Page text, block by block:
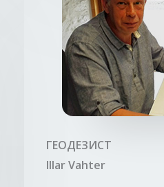
ГЕОДЕЗИСТ
Illar Vahter